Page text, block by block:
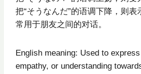
把“そうなんだ”的语调下降，则表
常用于朋友之间的对话。
English meaning: Used to
empathy, or understanding